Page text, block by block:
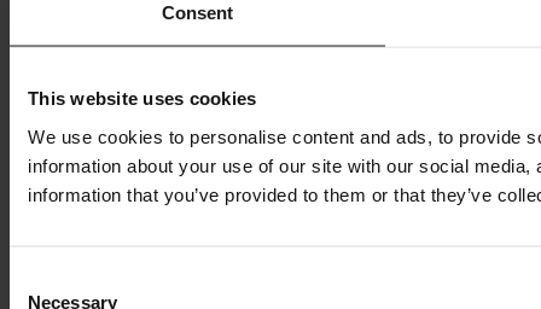
Consent
This website uses cookies
We use cookies to personalise content and ads, to provide
information about your use of our site with our social
information that you’ve provided to them or that they’ve
Necessary